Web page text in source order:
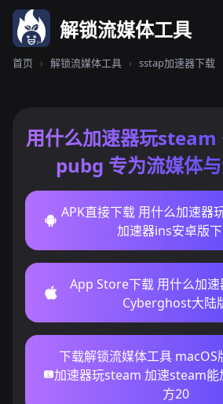
解锁流媒体工具
首页 › 解锁流媒体工具 › sstap加速器下载
用什么加速器玩steam
pubg 专为流媒体
APK直接下载 用什么加速器
加速器ins安卓版
App Store下载 用什么加
Cyberghost大陆
下载解锁流媒体工具 macOS
加速器玩steam 加速steam能
方20